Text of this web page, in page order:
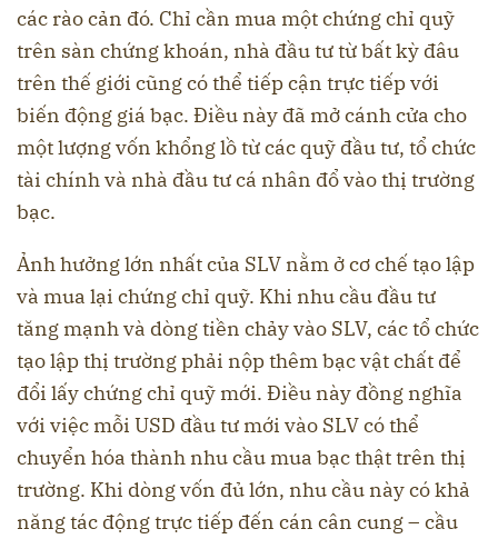
các rào cản đó. Chỉ cần mua một chứng chỉ quỹ
trên sàn chứng khoán, nhà đầu tư từ bất kỳ đâu
trên thế giới cũng có thể tiếp cận trực tiếp với
biến động giá bạc. Điều này đã mở cánh cửa cho
một lượng vốn khổng lồ từ các quỹ đầu tư, tổ chức
tài chính và nhà đầu tư cá nhân đổ vào thị trường
bạc.
Ảnh hưởng lớn nhất của SLV nằm ở cơ chế tạo lập
và mua lại chứng chỉ quỹ. Khi nhu cầu đầu tư
tăng mạnh và dòng tiền chảy vào SLV, các tổ chức
tạo lập thị trường phải nộp thêm bạc vật chất để
đổi lấy chứng chỉ quỹ mới. Điều này đồng nghĩa
với việc mỗi USD đầu tư mới vào SLV có thể
chuyển hóa thành nhu cầu mua bạc thật trên thị
trường. Khi dòng vốn đủ lớn, nhu cầu này có khả
năng tác động trực tiếp đến cán cân cung – cầu